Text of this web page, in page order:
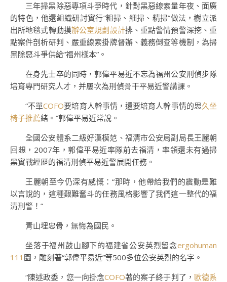
三年掃黑除惡專項斗爭時代，針對黑惡線索量年夜、面廣
的特色，他還組織研討實行“粗掃、細掃、精掃”做法，樹立派
出所地毯式轉動摸辦公室規劃設計排、重點警情預警深挖、重
點案件剖析研判、嚴重線索掛牌督辦、義務倒查等機制，為掃
黑除惡斗爭供給“福州樣本”。
在身先士卒的同時，郭偉平易近不忘為福州公安刑偵步隊
培育專門研究人才，并屢次為刑偵骨干平易近警講課。
“不單COFO要培育人幹事情，還要培育人幹事情的思久坐
椅子推薦緒。”郭偉平易近常說。
全國公安體系二級好漢模范、福清市公安局副局長王麗朝
回想，2007年，郭偉平易近率隊前去福清，率領還未有過掃
黑實戰經歷的福清刑偵平易近警展開任務。
王麗朝至今仍深有感慨：“那時，他帶給我們的震動是難
以言說的，這種艱難奮斗的任務風格影響了我們這一整代的福
清刑警！”
青山埋忠骨，無悔為國民。
坐落于福州鼓山腳下的福建省公安英烈留念ergohuman
111 園，雕刻著“郭偉平易近”等500多位公安英烈的名字。
“陳述政委，您一向掛念COFO著的案子終于判了， 歐德系